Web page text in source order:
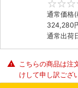
3PCIe
通常価格(
324,280
通常出荷
こちらの商品は注
けして申し訳ござ